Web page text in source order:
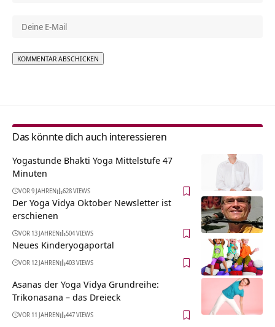
Das könnte dich auch interessieren
Yogastunde Bhakti Yoga Mittelstufe 47
Minuten
VOR 9 JAHREN 628 VIEWS
Der Yoga Vidya Oktober Newsletter ist
erschienen
VOR 13 JAHREN 504 VIEWS
Neues Kinderyogaportal
VOR 12 JAHREN 403 VIEWS
Asanas der Yoga Vidya Grundreihe:
Trikonasana – das Dreieck
VOR 11 JAHREN 447 VIEWS